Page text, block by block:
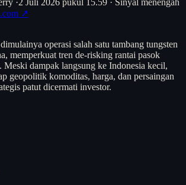
↗
operasi salah satu tambang tungsten
memperkuat tren de-risking rantai pasok
dampak langsung ke Indonesia kecil,
geopolitik komoditas, harga, dan persaingan
patut dicermati investor.